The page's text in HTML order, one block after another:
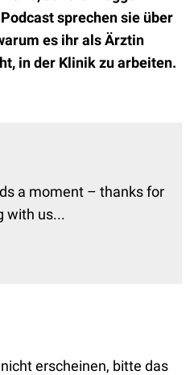
sprechen sie über
es ihr als Ärztin
in der Klinik zu arbeiten.
a moment – thanks for
with us...
erscheinen, bitte das